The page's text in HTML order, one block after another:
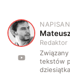
M
Redaktor
tekstów